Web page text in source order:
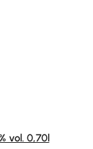
vol. 0,70l